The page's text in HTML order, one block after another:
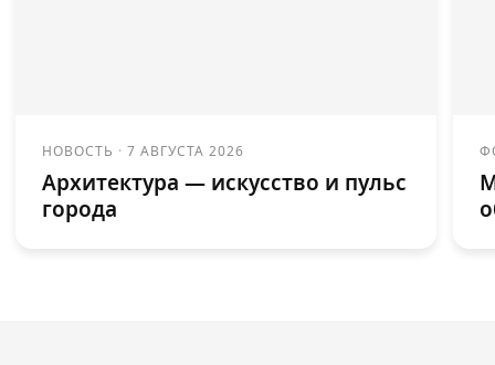
НОВОСТЬ ·7 АВГУСТА 2026
Архитектура — искусство и пульс
города